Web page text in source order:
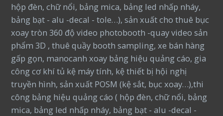
hộp đèn, chữ nổi, bảng mica, bảng led nhấp nháy,
bảng bạt - alu -decal - tole…), sản xuất cho thuê bục
xoay tròn 360 độ video photobooth -quay video sản
phẩm 3D , thuê quầy booth sampling, xe bán hàng
gấp gọn, manocanh xoay bảng hiệu quảng cáo, gia
công cơ khí tủ kệ máy tính, kệ thiết bị hội nghị
truyền hình, sản xuất POSM (kệ sắt, bục xoay…),thi
công bảng hiệu quảng cáo ( hộp đèn, chữ nổi, bảng
mica, bảng led nhấp nháy, bảng bạt - alu -decal -